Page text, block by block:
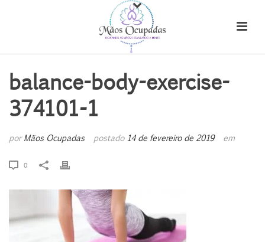
balance-body-exercise-
374101-1
porMãos Ocupadas postado 14 de fevereiro de 2019 em
0